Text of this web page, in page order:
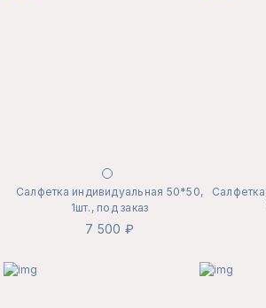
Салфетка индивидуальная 50*50,
1шт., под заказ
7 500 ₽